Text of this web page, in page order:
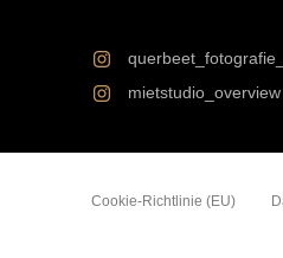
querbeet_fotografie_
mietstudio_overview
Cookie-Richtlinie (EU)